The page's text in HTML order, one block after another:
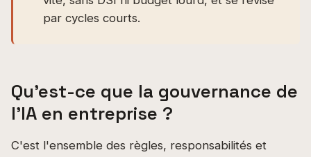
par cycles courts.
Qu'est-ce que la gouvernance de
l'IA en entreprise ?
C'est l'ensemble des règles, responsabilités et